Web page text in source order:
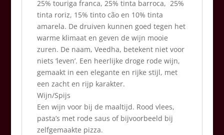
25% touriga franca, 25% tinta barroca, 25%
tinta roriz, 15% tinto cão en 10% tinta
amarela. De druiven kunnen goed tegen het
warme klimaat en geven de wijn mooie
zuren. De naam, Veedha, betekent niet voor
niets ‘leven’. Een heerlijke droge rode wijn,
gemaakt in een elegante en rijke stijl, met
een zacht en rijp karakter.
Wijn/Spijs
Een wijn voor bij de maaltijd. Rood vlees,
pasta’s met rode saus of bijvoorbeeld bij
zelfgemaakte pizza.